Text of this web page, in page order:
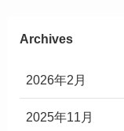
Archives
2026年2月
2025年11月